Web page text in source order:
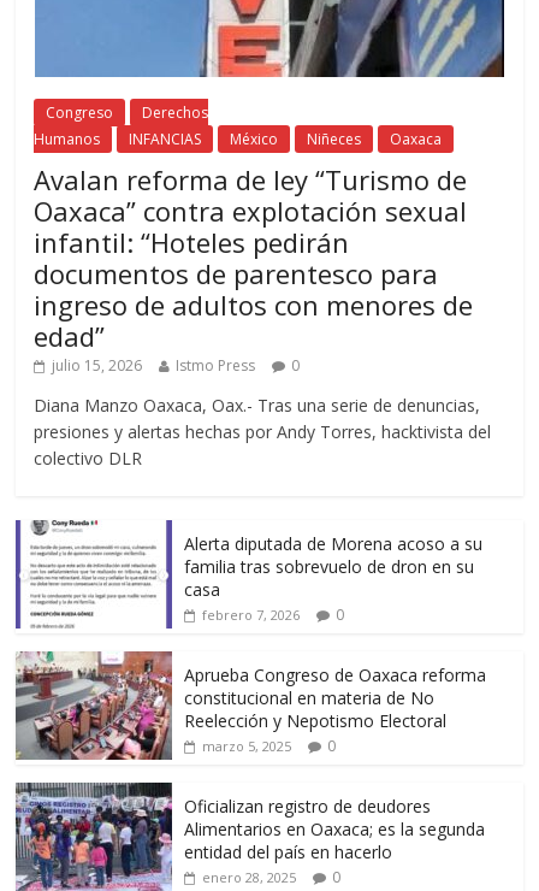
Congreso
Derechos
Humanos
INFANCIAS México Niñeces Oaxaca
Avalan reforma de ley “Turismo de
Oaxaca” contra explotación sexual
infantil: “Hoteles pedirán
documentos de parentesco para
ingreso de adultos con menores de
edad”
julio 15, 2026 Istmo Press 0
Diana Manzo Oaxaca, Oax.- Tras una serie de denuncias,
presiones y alertas hechas por Andy Torres, hacktivista del
colectivo DLR
Alerta diputada de Morena acoso a su
familia tras sobrevuelo de dron en su
casa
febrero 7, 2026 0
Aprueba Congreso de Oaxaca reforma
constitucional en materia de No
Reelección y Nepotismo Electoral
marzo 5, 2025 0
Oficializan registro de deudores
Alimentarios en Oaxaca; es la segunda
entidad del país en hacerlo
enero 28, 2025 0